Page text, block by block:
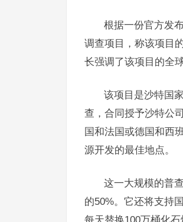
根据一份官方发
调查项目，称该项目
长强调了该项目的全
该项目是沙特国
查，合同授予沙特公
国和法国或德国和西
源开发的最佳地点。
这一大规模的普
的50%。它还将支持
每天替换100万桶化石